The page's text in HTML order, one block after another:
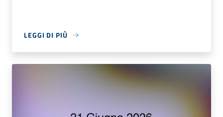
LEGGI DI PIÙ